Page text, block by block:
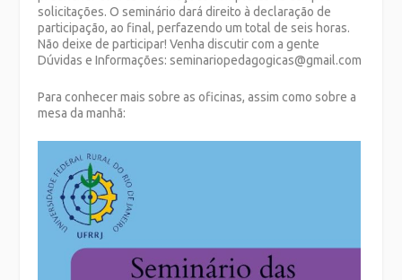
solicitações. O seminário dará direito à declaração de
participação, ao final, perfazendo um total de seis horas.
Não deixe de participar! Venha discutir com a gente
Dúvidas e Informações: seminariopedagogicas@gmail.com
Para conhecer mais sobre as oficinas, assim como sobre a
mesa da manhã: